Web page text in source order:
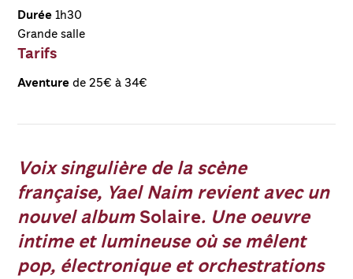
Durée 1h30
Grande salle
Tarifs
Aventure de 25€ à 34€
Voix singulière de la scène
française, Yael Naim revient avec un
nouvel albumSolaire. Une oeuvre
intime et lumineuse où se mêlent
pop, électronique et orchestrations
Mute
Play